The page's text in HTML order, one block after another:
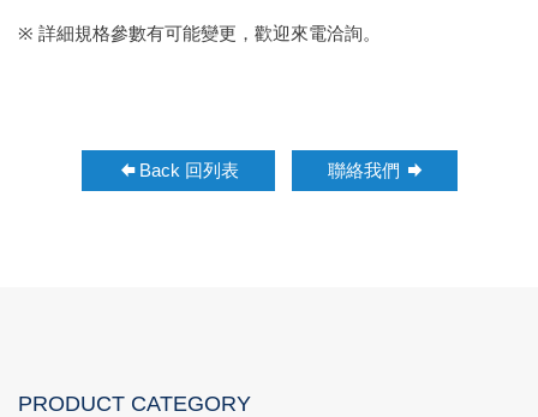
※ 詳細規格參數有可能變更，歡迎來電洽詢。
Back 回列表 聯絡我們
PRODUCT CATEGORY